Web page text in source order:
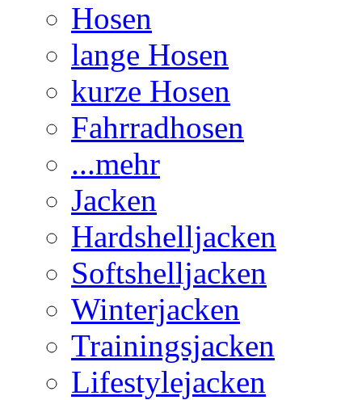
Hosen
lange Hosen
kurze Hosen
Fahrradhosen
...mehr
Jacken
Hardshelljacken
Softshelljacken
Winterjacken
Trainingsjacken
Lifestylejacken